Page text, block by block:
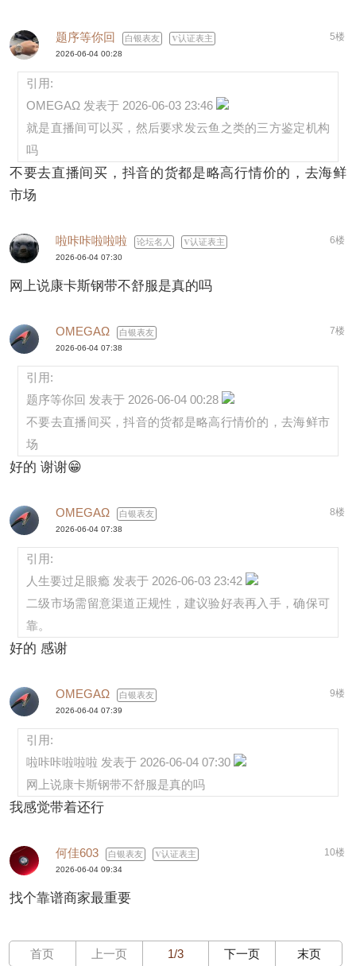
题序等你回 白银表友 认证表主 5楼
2026-06-04 00:28
引用:
OMEGAΩ 发表于 2026-06-03 23:46
就是直播间可以买，然后要求发云鱼之类的三方鉴定机构
吗
不要去直播间买，抖音的货都是略高行情价的，去海鲜
市场
啦咔咔啦啦啦 论坛名人 认证表主 6楼
2026-06-04 07:30
网上说康卡斯钢带不舒服是真的吗
OMEGAΩ 白银表友 7楼
2026-06-04 07:38
引用:
题序等你回 发表于 2026-06-04 00:28
不要去直播间买，抖音的货都是略高行情价的，去海鲜市
场
好的 谢谢😁
OMEGAΩ 白银表友 8楼
2026-06-04 07:38
引用:
人生要过足眼瘾 发表于 2026-06-03 23:42
二级市场需留意渠道正规性，建议验好表再入手，确保可
靠。
好的 感谢
OMEGAΩ 白银表友 9楼
2026-06-04 07:39
引用:
啦咔咔啦啦啦 发表于 2026-06-04 07:30
网上说康卡斯钢带不舒服是真的吗
我感觉带着还行
何佳603 白银表友 认证表主 10楼
2026-06-04 09:34
找个靠谱商家最重要
首页 上一页 1/3 下一页 末页